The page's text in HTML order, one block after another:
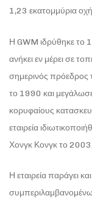
1,23 εκατομμύρια
Η GWM ιδρύθηκε το
ανήκει εν μέρει σε
σημερινός πρόεδρος
το 1990 και
κορυφαίους
εταιρεία
Χονγκ Κονγκ το 2003.
Η εταιρεία παράγει